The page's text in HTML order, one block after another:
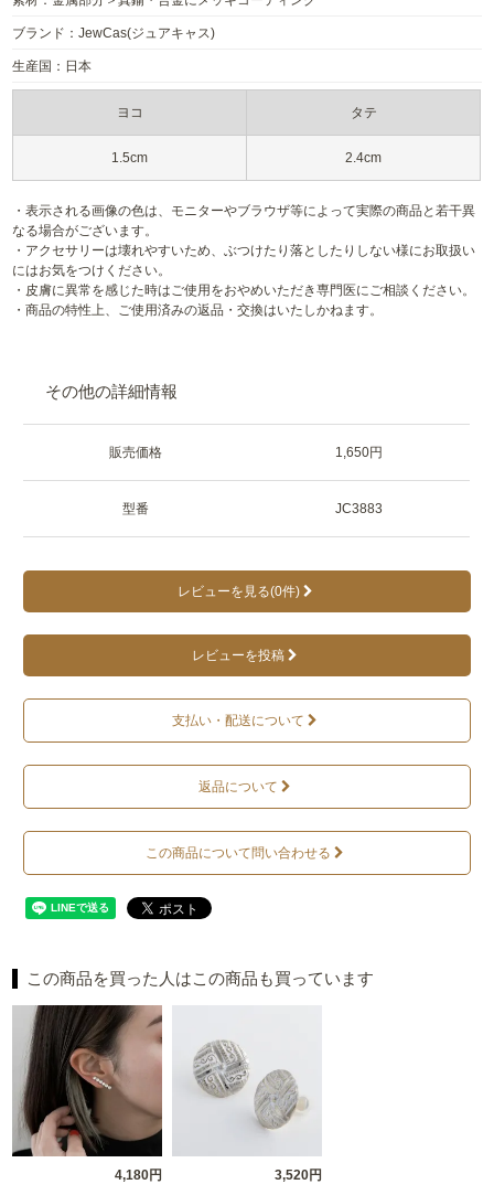
ブランド：JewCas(ジュアキャス)
生産国：日本
ヨコ タテ
1.5cm 2.4cm
・表示される画像の色は、モニターやブラウザ等によって実際の商品と若干異
なる場合がございます。
・アクセサリーは壊れやすいため、ぶつけたり落としたりしない様にお取扱い
にはお気をつけください。
・皮膚に異常を感じた時はご使用をおやめいただき専門医にご相談ください。
・商品の特性上、ご使用済みの返品・交換はいたしかねます。
その他の詳細情報
販売価格 1,650円
型番 JC3883
レビューを見る(0件)
レビューを投稿
支払い・配送について
返品について
この商品について問い合わせる
この商品を買った人はこの商品も買っています
4,180円 3,520円